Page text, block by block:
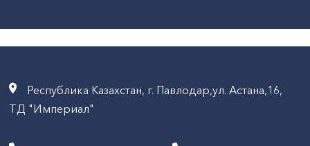
Республика Казахстан, г. Павлодар,ул. Астана,16,
ТД "Империал"